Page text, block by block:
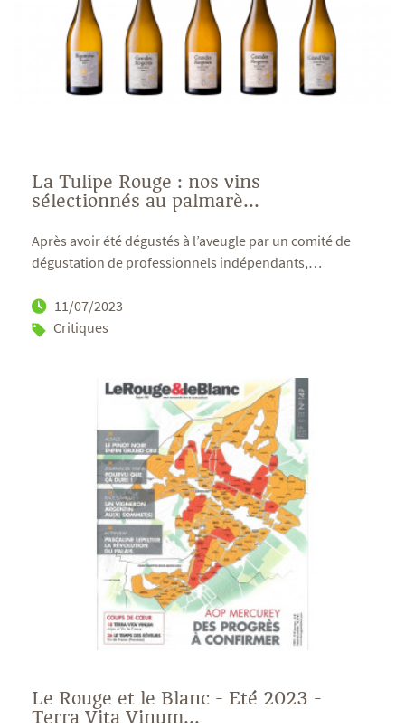
La Tulipe Rouge : nos vins
sélectionnés au palmarè...
Après avoir été dégustés à l’aveugle par un comité de
dégustation de professionnels indépendants,…
11/07/2023
Critiques
Le Rouge et le Blanc - Eté 2023 -
Terra Vita Vinum...